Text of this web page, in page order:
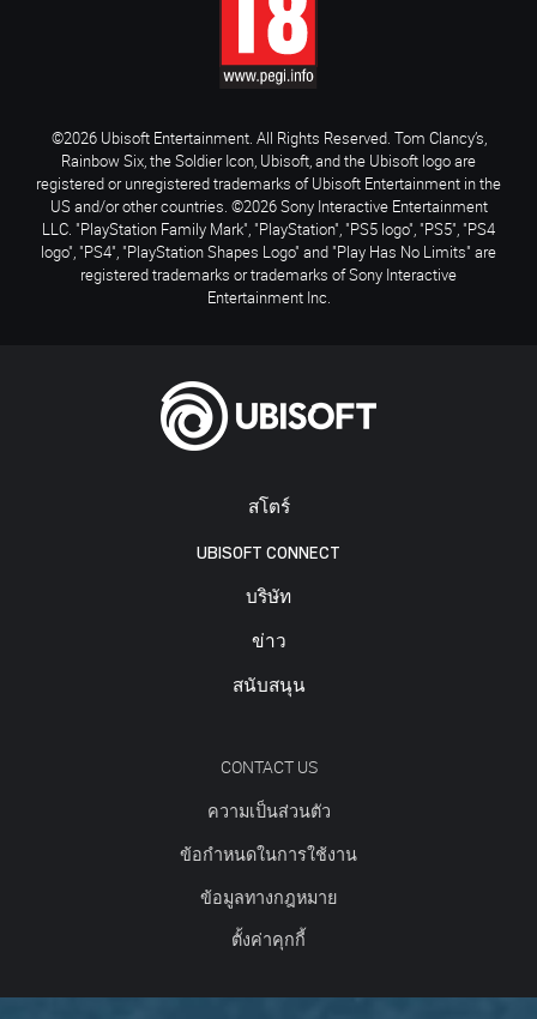
สโตร์
UBISOFT CONNECT
บริษัท
ข่าว
สนับสนุน
CONTACT US
ความเป็นส่วนตัว
ข้อกำหนดในการใช้งาน
ข้อมูลทางกฎหมาย
ตั้งค่าคุกกี้
©2026 Ubisoft Entertainment. All Rights Reserved. Tom Clancy’s,
Rainbow Six, the Soldier Icon, Ubisoft, and the Ubisoft logo are
registered or unregistered trademarks of Ubisoft Entertainment in the
US and/or other countries. ©2026 Sony Interactive Entertainment
LLC. "PlayStation Family Mark", "PlayStation", "PS5 logo", "PS5", "PS4
logo", "PS4", "PlayStation Shapes Logo" and "Play Has No Limits" are
registered trademarks or trademarks of Sony Interactive
Entertainment Inc.